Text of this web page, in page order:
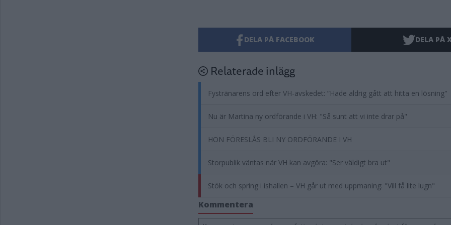
DELA PÅ FACEBOOK DELA PÅ
Relaterade inlägg
Fystränarens ord efter VH-avskedet: ”Hade aldrig gått att hitta en lösning"
Nu är Martina ny ordförande i VH: "Så sunt att vi inte drar på"
HON FÖRESLÅS BLI NY ORDFÖRANDE I VH
Storpublik väntas när VH kan avgöra: "Ser väldigt bra ut"
Stök och spring i ishallen – VH går ut med uppmaning: "Vill få lite lugn"
Kommentera